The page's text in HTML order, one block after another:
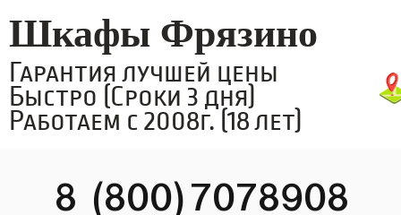
Шкафы Фрязино
Гарантия лучшей цены
Быстро (Сроки 3 дня)
Работаем с 2008г. (18 лет)
8 (800)7078908